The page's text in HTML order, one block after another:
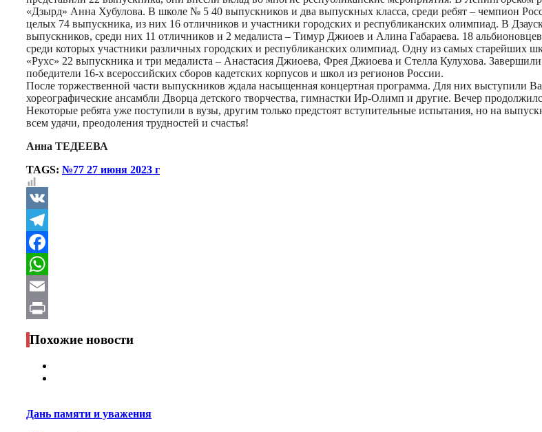
«Дзырд» Анна Хубулова. В школе № 5 40 выпускников и два выпускных класса, среди ребят – чемпион
целых 74 выпускника, из них 16 отличников и участники городских и республиканских олимпиад. В
выпускников, среди них 11 отличников и 2 медалиста – Тимур Джиоев и Алина Габараева. 18
среди которых участники различных городских и республиканских олимпиад. Одну из самых
«Рухс» 22 выпускника и три медалиста – Анастасия Джиоева, Фрея Джиоева и Стелла Кулухова.
победители 16-х всероссийских сборов кадетских корпусов и школ из регионов России.
После торжественной части выпускников ждала насыщенная концертная программа. Для них выступили
хореографические ансамбли Дворца детского творчества, гимнастки Ир-Олимп и другие. Вечер
Некоторые ребята уже поступили в вузы, другим только предстоят вступительные испытания, но на
всем удачи, преодоления трудностей и счастья!
Анна ТЕДЕЕВА
TAGS: №77 27 июня 2023 г
VK
Telegram
Facebook
WhatsApp
Email
Print
Похожие новости
Дань памяти и уважения